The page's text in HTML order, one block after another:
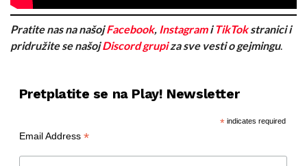
Pratite nas na našojFacebook, InstagramiTikTokstranici i
pridružite se našojDiscord grupiza sve vesti o gejmingu.
Pretplatite se na Play! Newsletter
*indicates required
Email Address *